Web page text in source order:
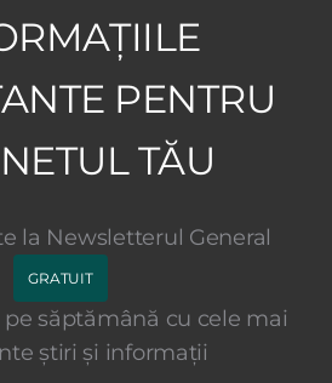
PENTRU
TĂU
la Newsletterul General
GRATUIT
săptămână cu cele mai
știri și informații